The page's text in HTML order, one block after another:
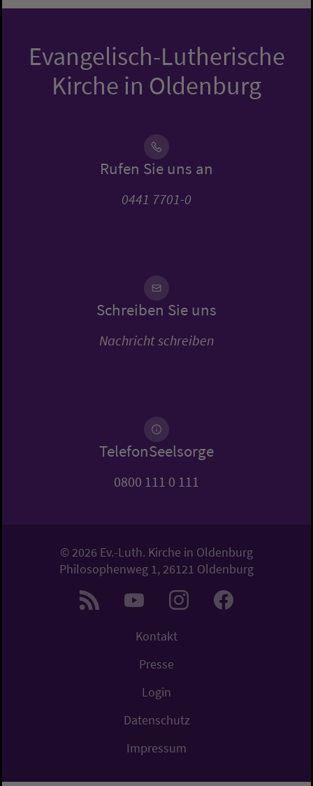
Evangelisch-Lutherische
Kirche in Oldenburg
Rufen Sie uns an
0441 7701-0
Schreiben Sie uns
Nachricht schreiben
TelefonSeelsorge
0800 111 0 111
© 2026 Ev.-Luth. Kirche in Oldenburg
Philosophenweg 1, 26121 Oldenburg
Kontakt
Presse
Login
Datenschutz
Impressum